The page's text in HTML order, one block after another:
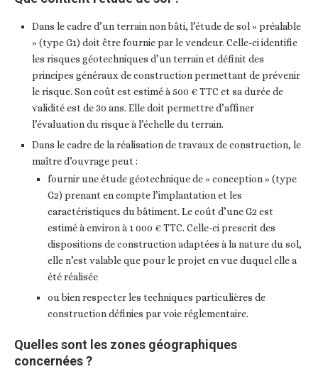
Dans le cadre d’un terrain non bâti, l’étude de sol « préalable
» (type G1) doit être fournie par le vendeur. Celle-ci identifie
les risques géotechniques d’un terrain et définit des
principes généraux de construction permettant de prévenir
le risque. Son coût est estimé à 500 € TTC et sa durée de
validité est de 30 ans. Elle doit permettre d’affiner
l’évaluation du risque à l’échelle du terrain.
Dans le cadre de la réalisation de travaux de construction, le
maître d’ouvrage peut :
fournir une étude géotechnique de « conception » (type
G2) prenant en compte l’implantation et les
caractéristiques du bâtiment. Le coût d’une G2 est
estimé à environ à 1 000 € TTC. Celle-ci prescrit des
dispositions de construction adaptées à la nature du sol,
elle n’est valable que pour le projet en vue duquel elle a
été réalisée
ou bien respecter les techniques particulières de
construction définies par voie réglementaire.
Quelles sont les zones géographiques
concernées ?